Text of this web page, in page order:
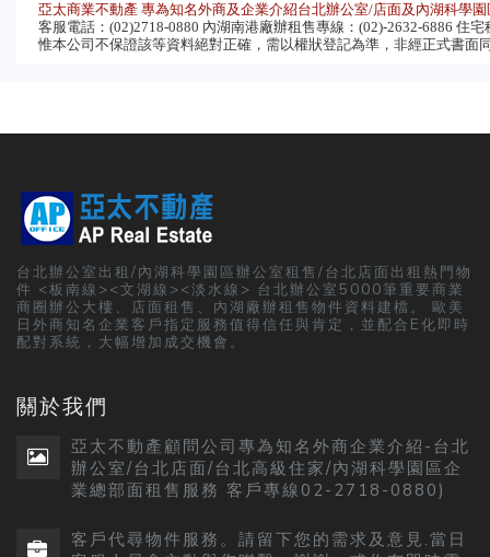
亞太商業不動產 專為知名外商及企業介紹台北辦公室/店面及內湖科學
客服電話：(02)2718-0880 內湖南港廠辦租售專線：(02)-2632-6886 住
惟本公司不保證該等資料絕對正確，需以權狀登記為準，非經正式書面
台北辦公室出租/內湖科學園區辦公室租售/台北店面出租熱門物
件 <板南線><文湖線><淡水線> 台北辦公室5000筆重要商業
商圈辦公大樓、店面租售、內湖廠辦租售物件資料建檔。 歐美
日外商知名企業客戶指定服務值得信任與肯定，並配合E化即時
配對系統，大幅增加成交機會。
關於我們
亞太不動產顧問公司專為知名外商企業介紹-台北
辦公室/台北店面/台北高級住家/內湖科學園區企
業總部面租售服務 客戶專線02-2718-0880)
客戶代尋物件服務。請留下您的需求及意見.當日